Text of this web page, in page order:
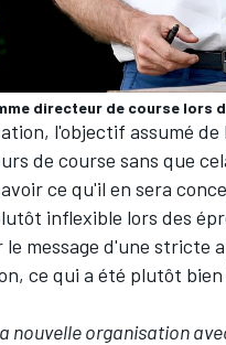
directeur de course lors
l'objectif assumé
de course sans que
ce qu'il en sera
inflexible lors des
message d'une stricte
ce qui a été plutôt
nouvelle organisation